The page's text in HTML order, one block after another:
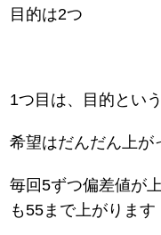
目的は2つ
1つ目は、目的とい
希望はだんだん上が
毎回5ずつ偏差値が
も55まで上がります